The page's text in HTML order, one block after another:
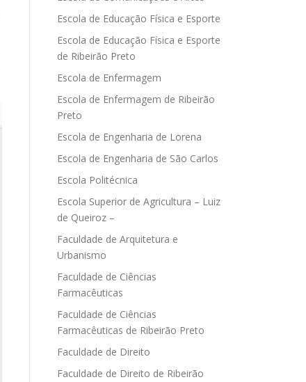
Escola de Educação Física e Esporte
Escola de Educação Física e Esporte
de Ribeirão Preto
Escola de Enfermagem
Escola de Enfermagem de Ribeirão
Preto
Escola de Engenharia de Lorena
Escola de Engenharia de São Carlos
Escola Politécnica
Escola Superior de Agricultura – Luiz
de Queiroz –
Faculdade de Arquitetura e
Urbanismo
Faculdade de Ciências
Farmacêuticas
Faculdade de Ciências
Farmacêuticas de Ribeirão Preto
Faculdade de Direito
Faculdade de Direito de Ribeirão